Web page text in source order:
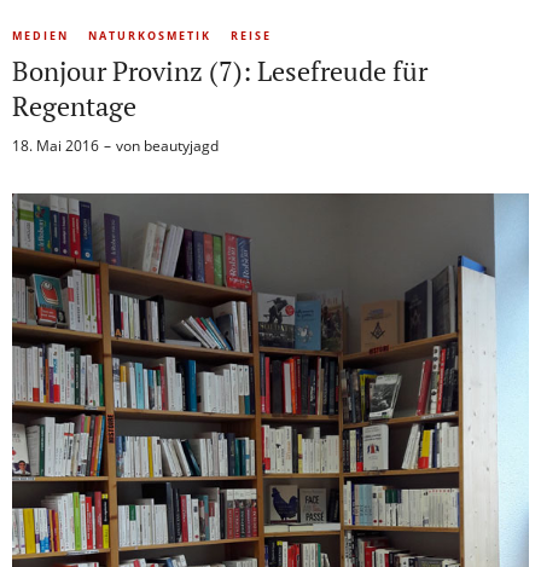
MEDIEN NATURKOSMETIK REISE
Bonjour Provinz (7): Lesefreude für
Regentage
18. Mai 2016 von beautyjagd